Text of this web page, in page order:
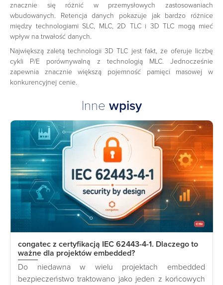
znacznie się różnić w przemysłowych zastosowaniach
wbudowanych. Retencja danych pokazuje jak bardzo różnice
między technologiami SLC, MLC, 2D TLC i 3D TLC mogą mieć
wpływ na trwałość danych.
Największą zaletą technologii 3D TLC jest fakt, że oferuje liczbę
cykli P/E porównywalną z technologią MLC. Jednocześnie
zapewnia znacznie większą pojemność pamięci masowej w
konkurencyjnej cenie.
Inne wpisy
congatec z certyfikacją IEC 62443-4-1. Dlaczego to
ważne dla projektów embedded?
Do niedawna w wielu projektach embedded
bezpieczeństwo traktowano jako jeden z końcowych